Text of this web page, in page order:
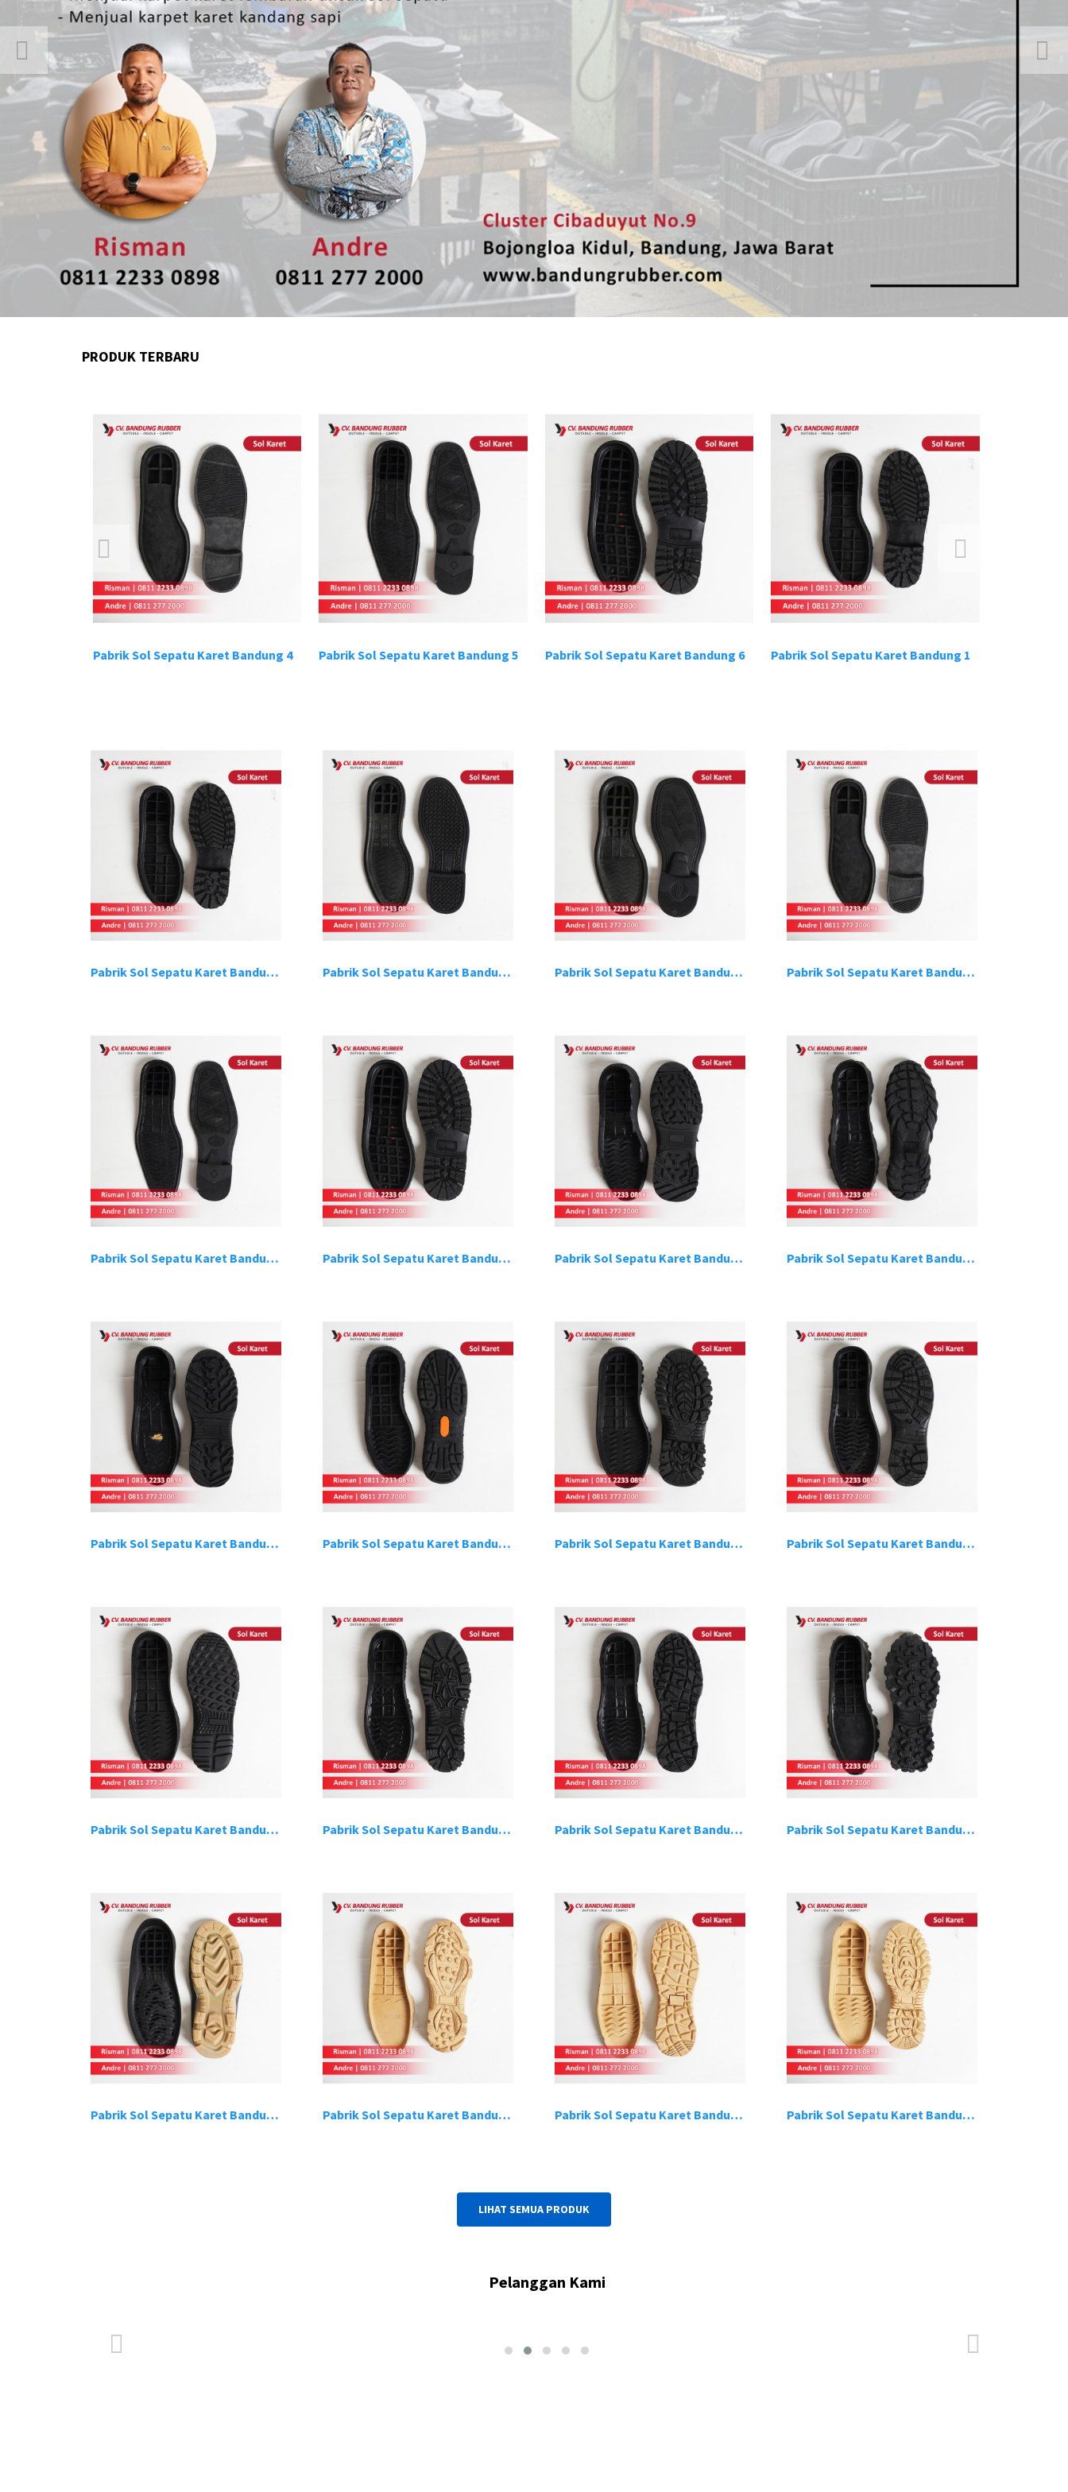
PRODUK TERBARU
Pabrik Sol Sepatu Karet Bandung 4 Pabrik Sol Sepatu Karet Bandung 5 Pabrik Sol Sepatu Karet Bandung 6 Pabrik Sol Sepatu Karet Bandung 1
Pabrik Sol Sepatu Karet Bandung 1 Pabrik Sol Sepatu Karet Bandung 2 Pabrik Sol Sepatu Karet Bandung 3 Pabrik Sol Sepatu Karet Bandung 4
Pabrik Sol Sepatu Karet Bandung 5 Pabrik Sol Sepatu Karet Bandung 6 Pabrik Sol Sepatu Karet Bandung 7 Pabrik Sol Sepatu Karet Bandung 8
Pabrik Sol Sepatu Karet Bandung 9 Pabrik Sol Sepatu Karet Bandung 10 Pabrik Sol Sepatu Karet Bandung 11 Pabrik Sol Sepatu Karet Bandung 12
Pabrik Sol Sepatu Karet Bandung 13 Pabrik Sol Sepatu Karet Bandung 14 Pabrik Sol Sepatu Karet Bandung 15 Pabrik Sol Sepatu Karet Bandung 16
Pabrik Sol Sepatu Karet Bandung 17 Pabrik Sol Sepatu Karet Bandung 18 Pabrik Sol Sepatu Karet Bandung 19 Pabrik Sol Sepatu Karet Bandung 20
LIHAT SEMUA PRODUK
Pelanggan Kami